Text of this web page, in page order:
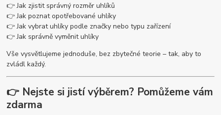
👉 Jak zjistit správný rozměr uhlíků
👉 Jak poznat opotřebované uhlíky
👉 Jak vybrat uhlíky podle značky nebo typu zařízení
👉 Jak správně vyměnit uhlíky
Vše vysvětlujeme jednoduše, bez zbytečné teorie – tak, aby to
zvládl každý.
👉 Nejste si jistí výběrem? Pomůžeme vám
zdarma